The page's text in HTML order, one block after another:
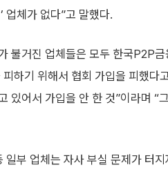
업체가 없다”고 말했다.
불거진 업체들은 모두 한국P2P
하기 위해서 협회 가입을 피했다
있어서 가입을 안 한 것”이라며 “
일부 업체는 자사 부실 문제가 터